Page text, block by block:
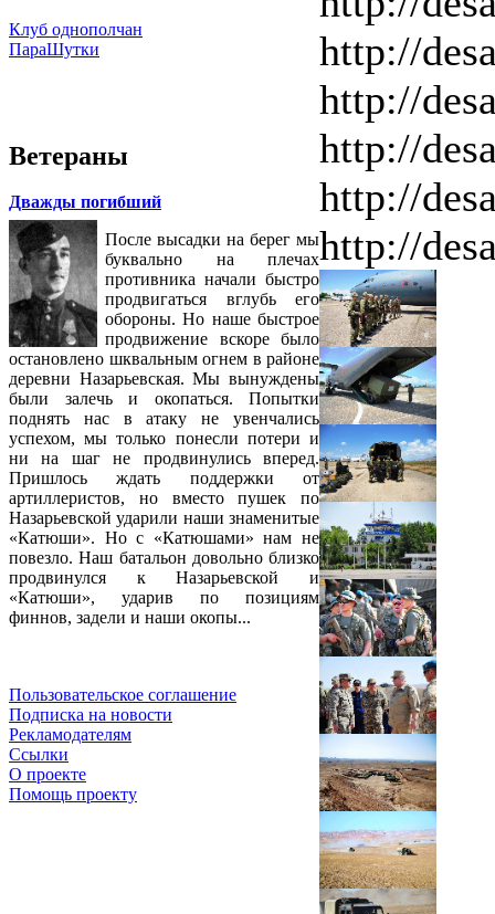
Клуб однополчан
ПараШутки
Ветераны
Дважды погибший
После высадки на берег мы
буквально на плечах
противника начали быстро
продвигаться вглубь его
обороны. Но наше быстрое
продвижение вскоре было
остановлено шквальным огнем в районе
деревни Назарьевская. Мы вынуждены
были залечь и окопаться. Попытки
поднять нас в атаку не увенчались
успехом, мы только понесли потери и
ни на шаг не продвинулись вперед.
Пришлось ждать поддержки от
артиллеристов, но вместо пушек по
Назарьевской ударили наши знаменитые
«Катюши». Но с «Катюшами» нам не
повезло. Наш батальон довольно близко
продвинулся к Назарьевской и
«Катюши», ударив по позициям
финнов, задели и наши окопы...
Пользовательское соглашение
Подписка на новости
Рекламодателям
Ссылки
О проекте
Помощь проекту
http://
http://
http://
http://
http://